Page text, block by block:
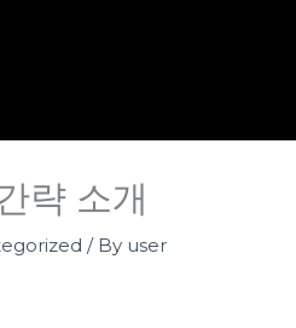
략 소개
/ By user